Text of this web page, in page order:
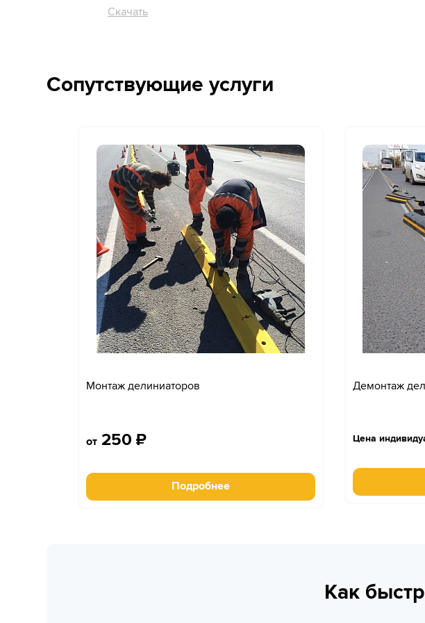
Скачать
Сопутствующие услуги
Монтаж делиниаторов
от 250 ₽
Подробнее
Демонтаж
Цена
Как